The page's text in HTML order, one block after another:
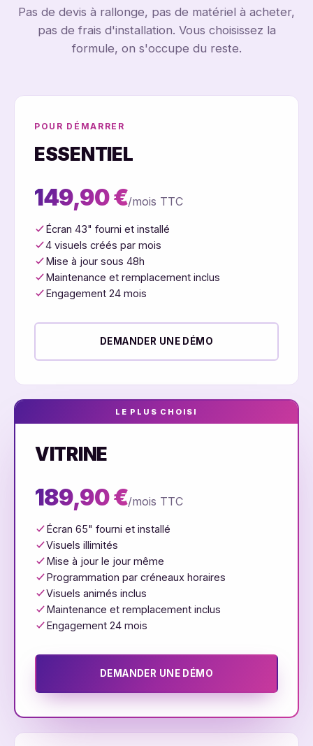
Pas de devis à rallonge, pas de matériel à acheter,
pas de frais d'installation. Vous choisissez la
formule, on s'occupe du reste.
POUR DÉMARRER
ESSENTIEL
149,90 €/mois TTC
Écran 43" fourni et installé
4 visuels créés par mois
Mise à jour sous 48h
Maintenance et remplacement inclus
Engagement 24 mois
DEMANDER UNE DÉMO
VITRINE
189,90 €/mois TTC
Écran 65" fourni et installé
Visuels illimités
Mise à jour le jour même
Programmation par créneaux horaires
Visuels animés inclus
Maintenance et remplacement inclus
Engagement 24 mois
DEMANDER UNE DÉMO